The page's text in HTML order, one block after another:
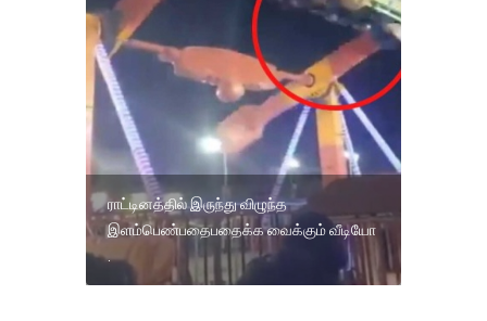
ராட்டினத்தில் இருந்து விழுந்த
இளம்பெண்பதைபதைக்க வைக்கும் வீடியோ
.